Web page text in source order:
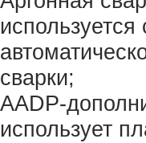
сварки;
AADP-
использует